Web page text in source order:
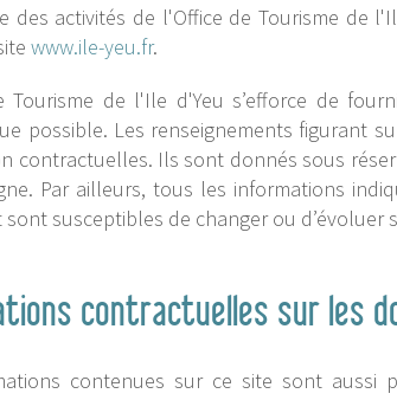
des activités de l'Office de Tourisme de
www.ile-yeu.fr.
Tourisme de l'Ile d'Yeu s’efforce de
possible. Les renseignements figurant
contractuelles. Ils sont donnés sous
Par ailleurs, tous les informations
sont susceptibles de changer ou d’évoluer
contractuelles sur les
contenues sur ce site sont